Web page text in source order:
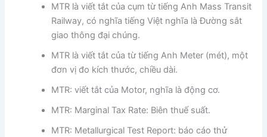
MTR là viết tắt của cụm từ tiếng Anh Mass Transit
Railway, có nghĩa tiếng Việt nghĩa là Đường sắt
giao thông đại chúng.
MTR là viết tắt của từ tiếng Anh Meter (mét), một
đơn vị đo kích thước, chiều dài.
MTR: viết tắt của Motor, nghĩa là động cơ.
MTR: Marginal Tax Rate: Biên thuế suất.
MTR: Metallurgical Test Report: báo cáo thử